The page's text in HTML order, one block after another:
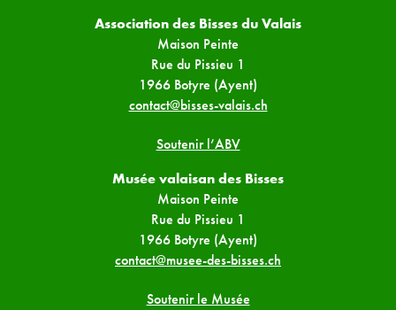
Association des Bisses du Valais
Maison Peinte
Rue du Pissieu 1
1966 Botyre (Ayent)
contact@bisses-valais.ch
Soutenir l’ABV
Musée valaisan des Bisses
Maison Peinte
Rue du Pissieu 1
1966 Botyre (Ayent)
contact@musee-des-bisses.ch
Soutenir le Musée